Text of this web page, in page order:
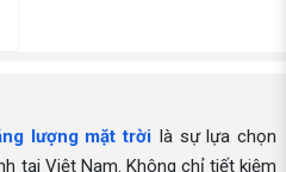
lượng mặt trời là sự lựa chọn
tại Việt Nam. Không chỉ tiết kiệm